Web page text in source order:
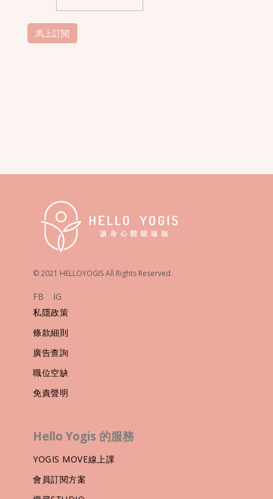
© 2021 HELLOYOGIS All Rights Reserved.
FB
IG
私隱政策
條款細則
廣告查詢
職位空缺
免責聲明
Hello Yogis 的服務
YOGIS MOVE線上課
會員訂閱方案